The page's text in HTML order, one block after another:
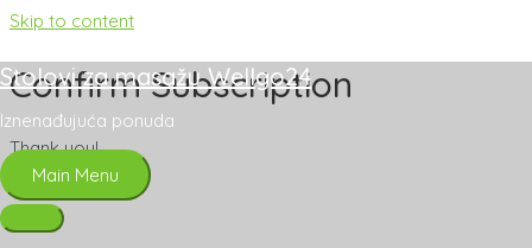
Skip to content
Stolovi za masažu Wellgo24
Iznenađujuća ponuda
Main Menu
Confirm Subscription
Thank you!